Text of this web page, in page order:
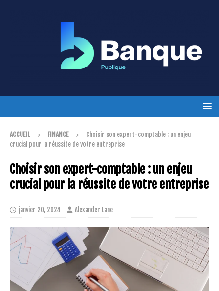
ACCUEIL FINANCE
Choisir son expert-comptable : un enjeu
crucial pour la réussite de votre entreprise
Choisir son expert-comptable : un enjeu
crucial pour la réussite de votre entreprise
janvier 20, 2024 Alexander Lane